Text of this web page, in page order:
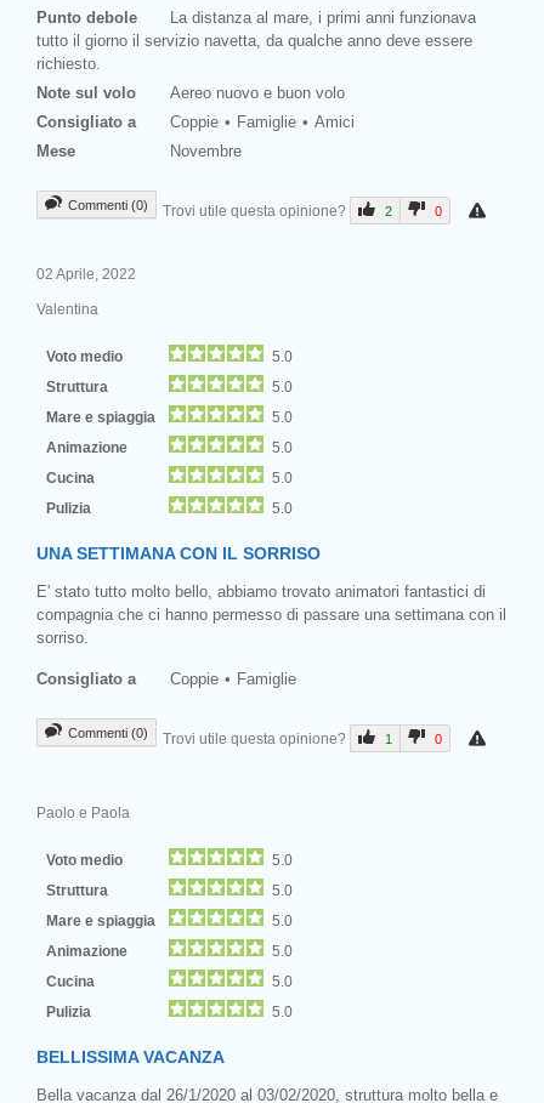
Punto debole
La distanza al mare, i primi anni funzionava
tutto il giorno il servizio navetta, da qualche anno deve essere
richiesto.
Note sul volo
Aereo nuovo e buon volo
Consigliato a
Coppie Famiglie
Amici
Mese
Novembre
Commenti (0) Trovi utile questa opinione? 2 0
02 Aprile, 2022
Valentina
Voto medio
5.0
Struttura
5.0
Mare e spiaggia
5.0
Animazione
5.0
Cucina
5.0
Pulizia
5.0
UNA SETTIMANA CON IL SORRISO
E' stato tutto molto bello, abbiamo trovato animatori fantastici di
compagnia che ci hanno permesso di passare una settimana con il
sorriso.
Consigliato a Coppie Famiglie
Commenti (0) Trovi utile questa opinione? 1 0
Paolo e Paola
Voto medio
5.0
Struttura
5.0
Mare e spiaggia
5.0
Animazione
5.0
Cucina
5.0
Pulizia
5.0
BELLISSIMA VACANZA
Bella vacanza dal 26/1/2020 al 03/02/2020, struttura molto bella e